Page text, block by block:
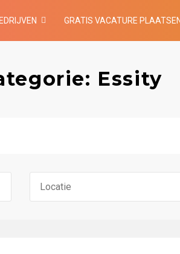
GRATIS VACATURE PLAATSEN
Essity